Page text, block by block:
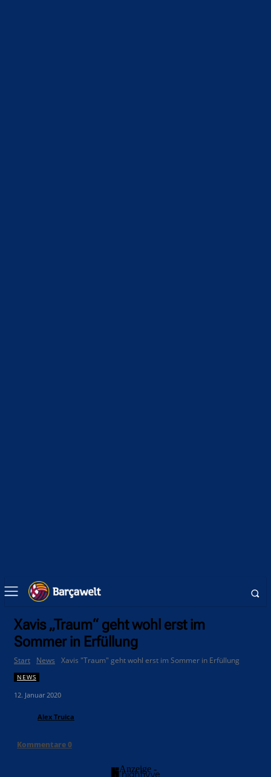
Xavis „Traum“ geht wohl erst im
Sommer in Erfüllung
Start News Xavis "Traum" geht wohl erst im Sommer in Erfüllung
NEWS
12. Januar 2020
Alex Truica
Kommentare0
- Anzeige -